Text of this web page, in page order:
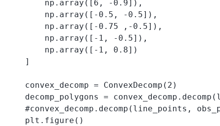
        np.array([6, -0.9]),
        np.array([-0.5, -0.5]),
        np.array([-0.75 ,-0.5]),
        np.array([-1, -0.5]),
        np.array([-1, 0.8])
    ]
    convex_decomp = ConvexDecomp(2)
decomp_polygons =
#convex_decomp.decomp(line_points,
    plt.figure()